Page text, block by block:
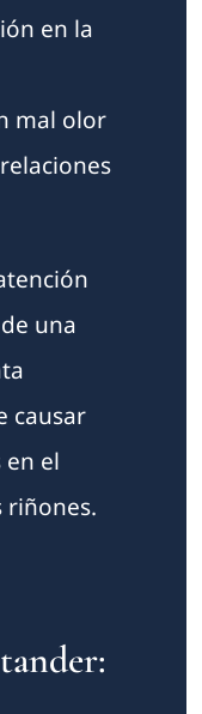
en la
mal olor
una
causar
en el
riñones.